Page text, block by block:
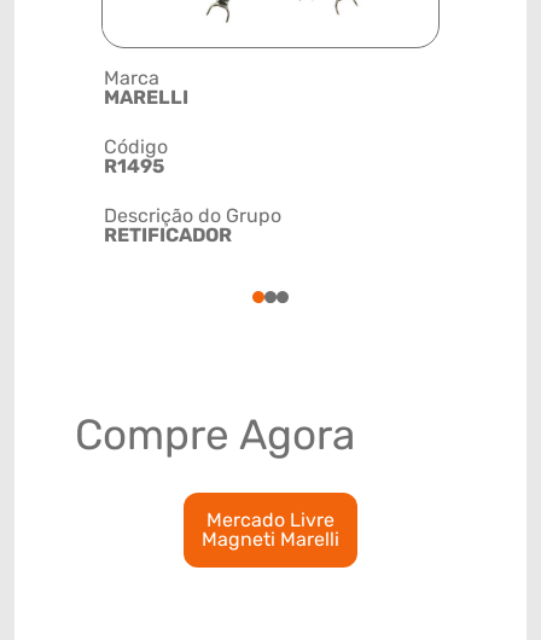
Marca
MARELLI
Código
R1495
Descrição do Grupo
RETIFICADOR
123
Compre Agora
Mercado Livre
Magneti Marelli